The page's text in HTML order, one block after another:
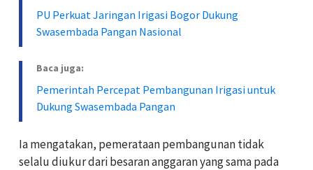
PU Perkuat Jaringan Irigasi Bogor Dukung
Swasembada Pangan Nasional
Baca juga:
Pemerintah Percepat Pembangunan Irigasi untuk
Dukung Swasembada Pangan
Ia mengatakan, pemerataan pembangunan tidak
selalu diukur dari besaran anggaran yang sama pada